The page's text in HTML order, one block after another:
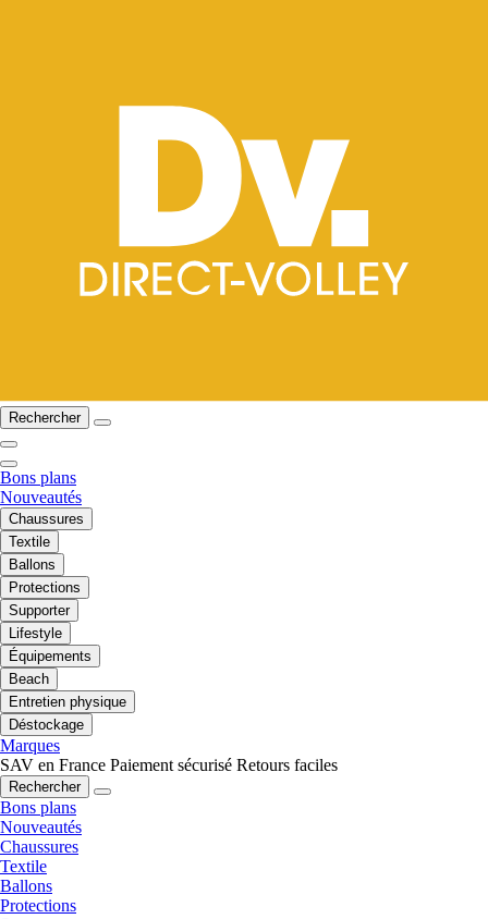
Rechercher
Bons plans
Nouveautés
Chaussures
Textile
Ballons
Protections
Supporter
Lifestyle
Équipements
Beach
Entretien physique
Déstockage
Marques
SAV en France Paiement sécurisé Retours faciles
Rechercher
Bons plans
Nouveautés
Chaussures
Textile
Ballons
Protections